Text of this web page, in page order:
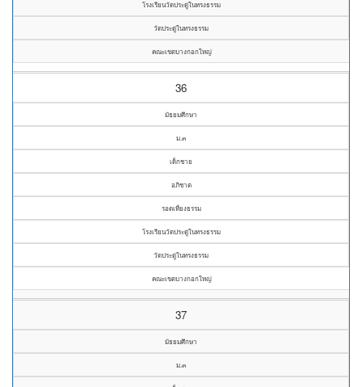
โรงเรียนวัดประดู่ในทรงธรรม
วัดประดู่ในทรงธรรม
คณะเขตบางกอกใหญ่
36
มัธยมศึกษา
ม.๓
เด็กชาย
อภิชาต
รอดเที่ยงธรรม
โรงเรียนวัดประดู่ในทรงธรรม
วัดประดู่ในทรงธรรม
คณะเขตบางกอกใหญ่
37
มัธยมศึกษา
ม.๓